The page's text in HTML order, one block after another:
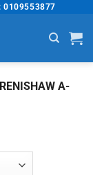
0109553877
A-